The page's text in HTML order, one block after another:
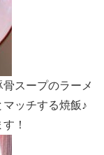
スープのラーメ
ッチする焼飯♪
！